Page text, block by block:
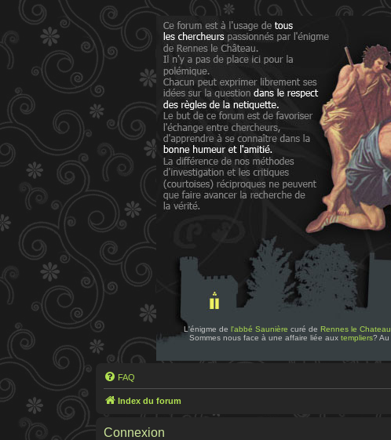
L'énigme de l'abbé Saunière curé de Rennes le Chateau
Sommes nous face à une affaire liée aux templiers? Au
FAQ
Index du forum
Connexion